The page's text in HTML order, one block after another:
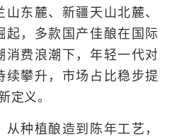
东麓、新疆天山北麓、
起，多款国产佳酿在国际
消费浪潮下，年轻一代对
攀升，市场占比稳步提
定义。
种植酿造到陈年工艺，